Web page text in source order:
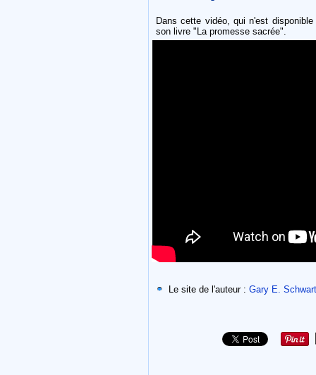
Dans cette vidéo, qui n'est
son livre "La promesse sacrée".
Le site de l'auteur : Gary E.